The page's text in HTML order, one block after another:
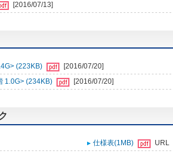
[2016/07/13]
(223KB)
[2016/07/20]
1.0G> (234KB)
[2016/07/20]
仕様表(1MB) URL